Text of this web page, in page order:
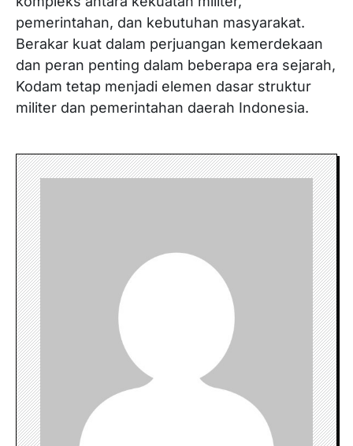
pemerintahan, dan kebutuhan masyarakat.
Berakar kuat dalam perjuangan kemerdekaan
dan peran penting dalam beberapa era sejarah,
Kodam tetap menjadi elemen dasar struktur
militer dan pemerintahan daerah Indonesia.